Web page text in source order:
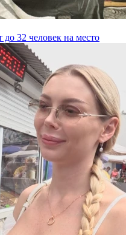
32 человек на место